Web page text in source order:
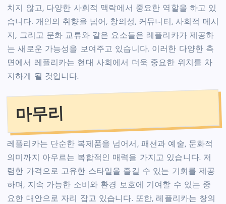
치지 않고, 다양한 사회적 맥락에서 중요한 역할을 하고 있
습니다. 개인의 취향을 넘어, 창의성, 커뮤니티, 사회적 메시
지, 그리고 문화 교류와 같은 요소들은 레플리카가 제공하
는 새로운 가능성을 보여주고 있습니다. 이러한 다양한 측
면에서 레플리카는 현대 사회에서 더욱 중요한 위치를 차
지하게 될 것입니다.
마무리
레플리카는 단순한 복제품을 넘어서, 패션과 예술, 문화적
의미까지 아우르는 복합적인 매력을 가지고 있습니다. 저
렴한 가격으로 고유한 스타일을 즐길 수 있는 기회를 제공
하며, 지속 가능한 소비와 환경 보호에 기여할 수 있는 중
요한 대안으로 자리 잡고 있습니다. 또한, 레플리카는 창의